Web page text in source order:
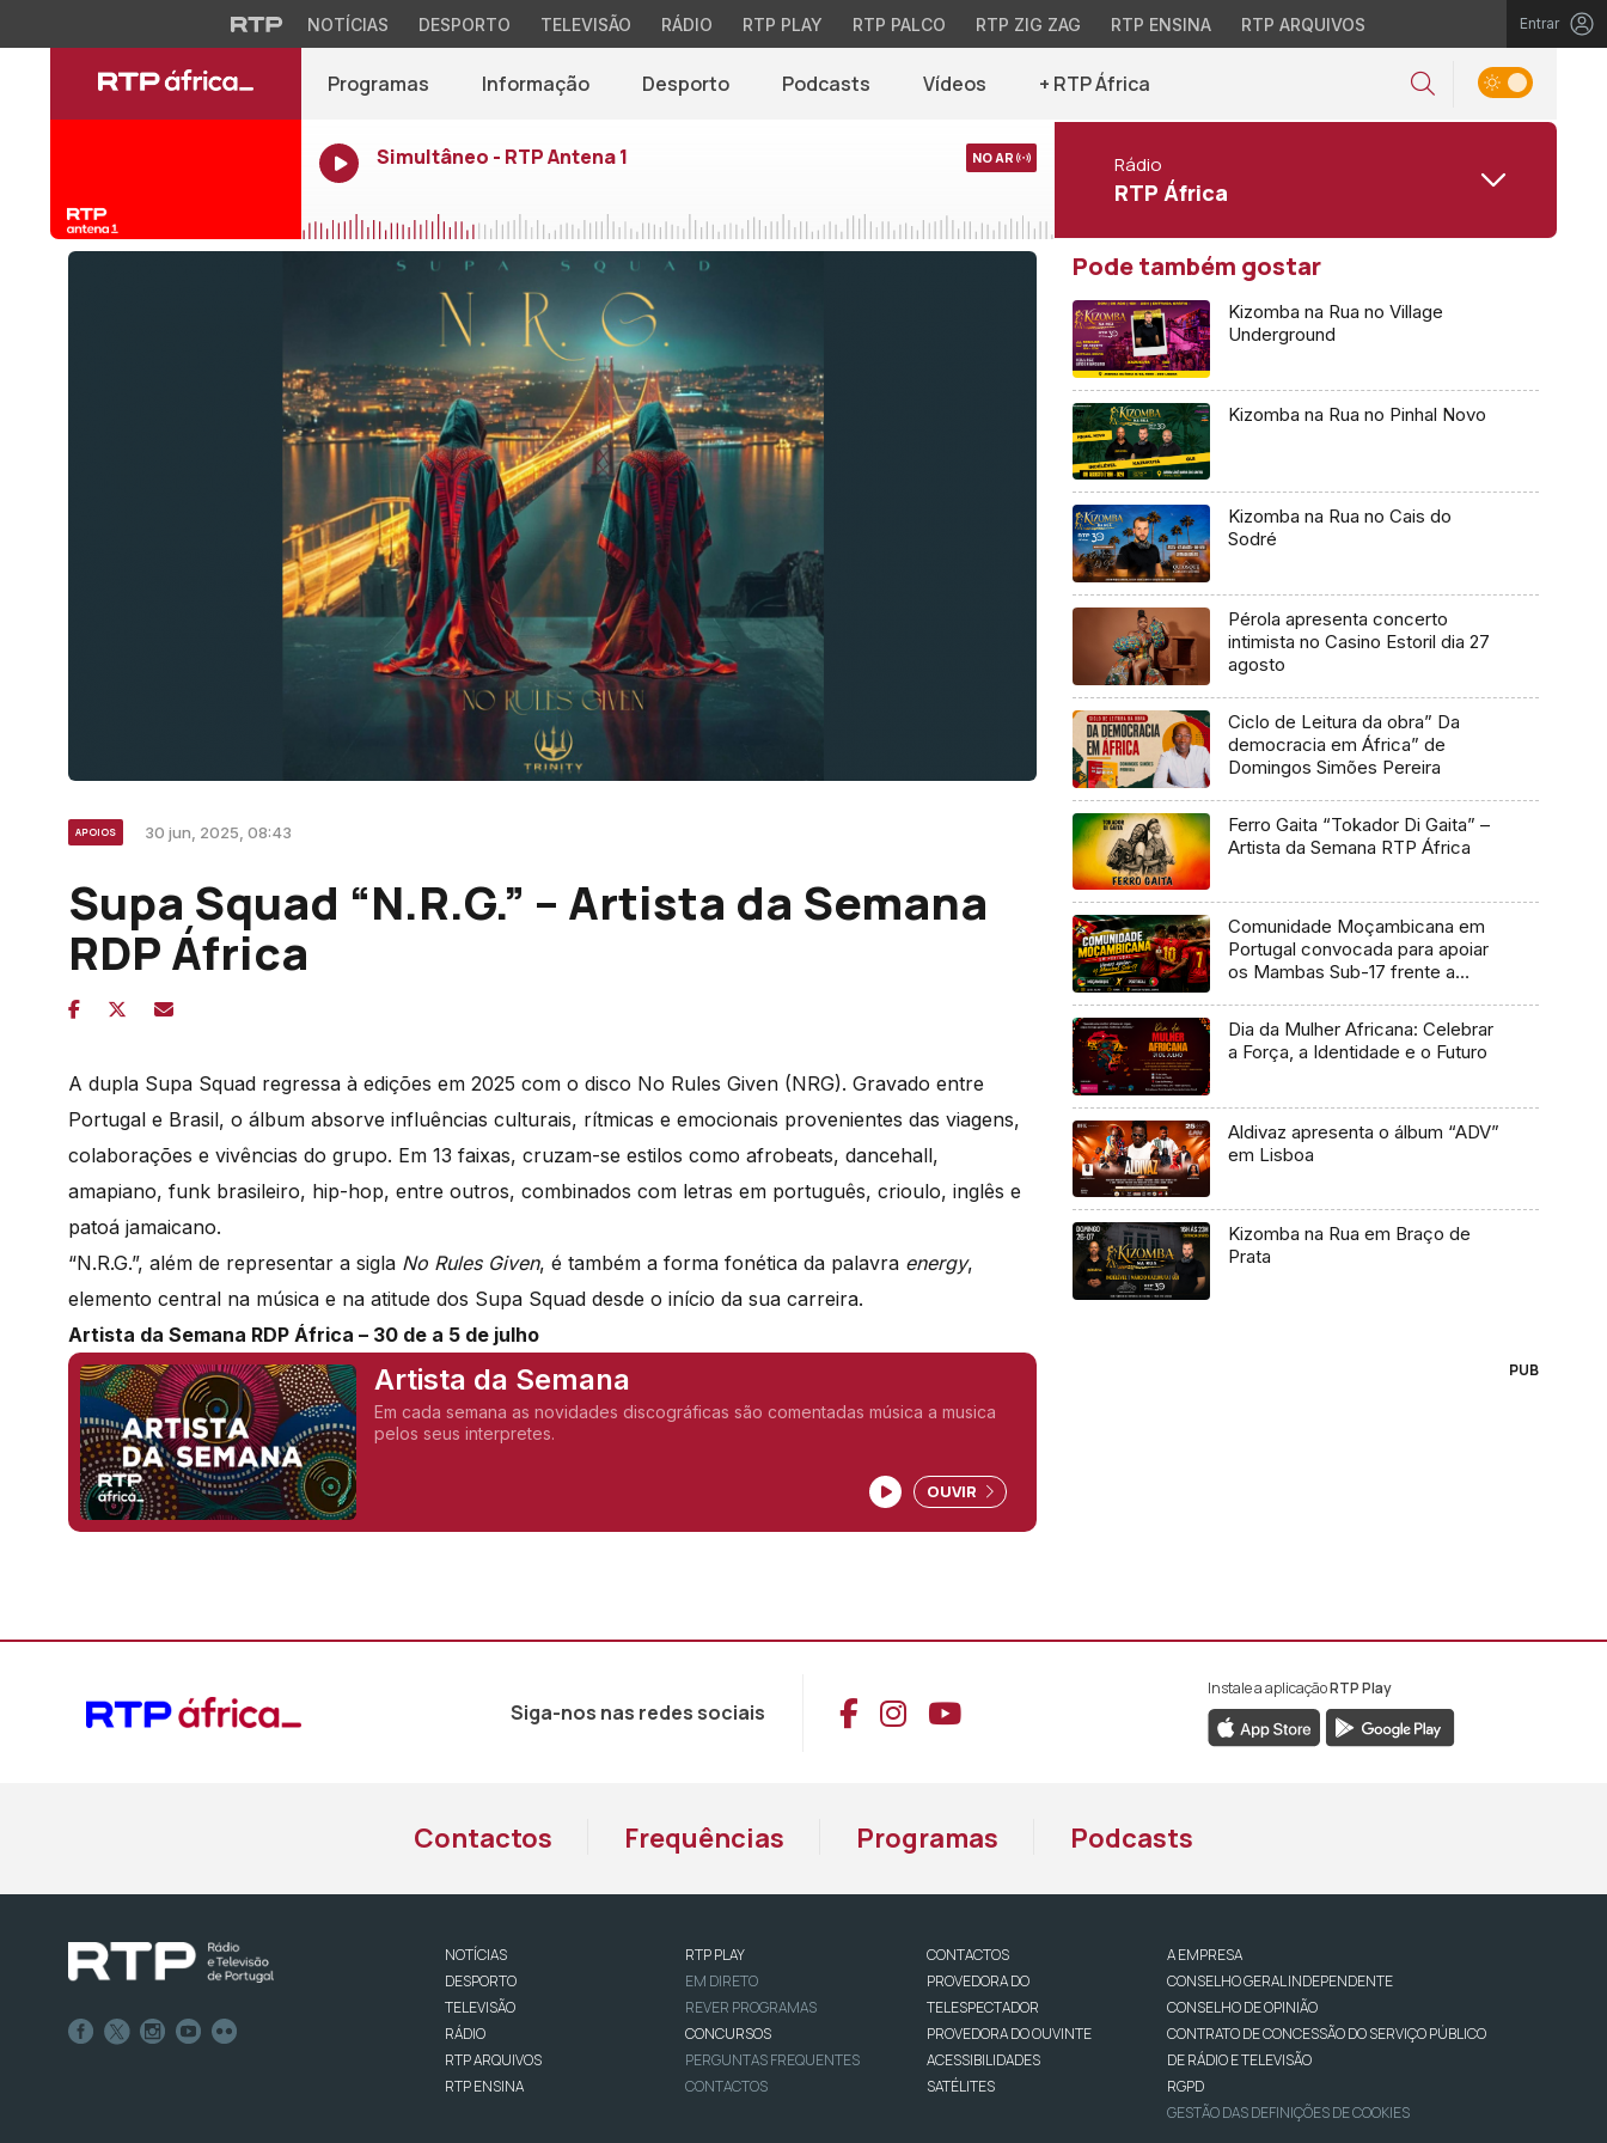
NOTÍCIAS DESPORTO TELEVISÃO RÁDIO RTP PLAY RTP PALCO RTP ZIG ZAG RTP ENSINA RTP ARQUIVOS Entrar
Programas Informação Desporto Podcasts Vídeos + RTP África
Simultâneo - RTP Antena 1 NO AR Rádio
RTP África
APOIOS 30 jun, 2025, 08:43
Supa Squad “N.R.G.” – Artista da Semana
RDP África
A dupla Supa Squad regressa à edições em 2025 com o disco No Rules Given (NRG). Gravado entre
Portugal e Brasil, o álbum absorve influências culturais, rítmicas e emocionais provenientes das viagens,
colaborações e vivências do grupo. Em 13 faixas, cruzam-se estilos como afrobeats, dancehall,
amapiano, funk brasileiro, hip-hop, entre outros, combinados com letras em português, crioulo, inglês e
patoá jamaicano.
“N.R.G.”, além de representar a sigla No Rules Given, é também a forma fonética da palavra energy,
elemento central na música e na atitude dos Supa Squad desde o início da sua carreira.
Artista da Semana RDP África – 30 de a 5 de julho
Artista da Semana
Em cada semana as novidades discográficas são comentadas música a musica
pelos seus interpretes.
OUVIR
Pode também gostar
Kizomba na Rua no Village
Underground
Kizomba na Rua no Pinhal Novo
Kizomba na Rua no Cais do
Sodré
Pérola apresenta concerto
intimista no Casino Estoril dia 27
agosto
Ciclo de Leitura da obra” Da
democracia em África” de
Domingos Simões Pereira
Ferro Gaita “Tokador Di Gaita” –
Artista da Semana RTP África
Comunidade Moçambicana em
Portugal convocada para apoiar
os Mambas Sub-17 frente a
Dia da Mulher Africana: Celebrar
a Força, a Identidade e o Futuro
Aldivaz apresenta o álbum “ADV”
em Lisboa
Kizomba na Rua em Braço de
Prata
PUB
Siga-nos nas redes sociais Aceder ao Facebook da RTP África
Aceder ao Instagram da RTP África
Aceder ao YouTube da RTP África
Instale a aplicaçãoRTP Play
Contactos Frequências Programas Podcasts
NOTÍCIAS
DESPORTO
TELEVISÃO
RÁDIO
RTP ARQUIVOS
RTP ENSINA
RTP PLAY
EM DIRETO
REVER PROGRAMAS
CONCURSOS
PERGUNTAS FREQUENTES
CONTACTOS
CONTACTOS
PROVEDORA DO
TELESPECTADOR
PROVEDORA DO OUVINTE
ACESSIBILIDADES
SATÉLITES
A EMPRESA
CONSELHO GERAL INDEPENDENTE
CONSELHO DE OPINIÃO
CONTRATO DE CONCESSÃO DO SERVIÇO PÚBLICO
DE RÁDIO E TELEVISÃO
RGPD
GESTÃO DAS DEFINIÇÕES DE COOKIES